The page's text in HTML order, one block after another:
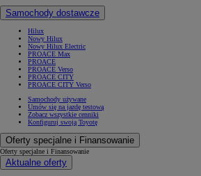
Samochody dostawcze
Hilux
Nowy Hilux
Nowy Hilux Electric
PROACE Max
PROACE
PROACE Verso
PROACE CITY
PROACE CITY Verso
Samochody używane
Umów się na jazdę testową
Zobacz wszystkie cenniki
Konfiguruj swoją Toyotę
Oferty specjalne i Finansowanie
Oferty specjalne i Finansowanie
Aktualne oferty